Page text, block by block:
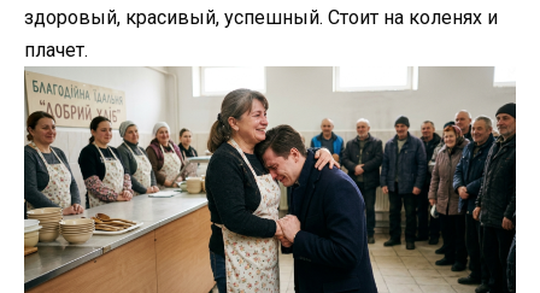
здоровый, красивый, успешный. Стоит на коленях и
плачет.